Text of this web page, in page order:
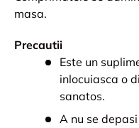
masa.
Precautii
Este un
inlocuiasca o
sanatos.
A nu se